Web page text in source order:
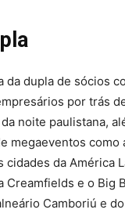
da dupla de sócios
por trás
noite paulistana,
megaeventos como
da América
Creamfields e o Big
Camboriú e